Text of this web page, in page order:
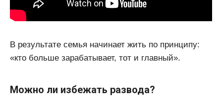
В результате семья начинает жить по принципу:
«кто больше зарабатывает, тот и главный».
Можно ли избежать развода?